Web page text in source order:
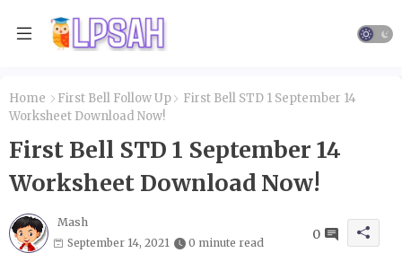
Home First Bell Follow Up
First Bell STD 1 September 14
Worksheet Download Now!
First Bell STD 1 September 14
Worksheet Download Now!
Mash
September 14, 2021
0 minute read
0